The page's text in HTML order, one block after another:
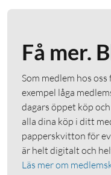
Få mer.
Som medlem hos
exempel låga
dagars öppet köp
alla dina köp i ditt
papperskvitton för
är helt digitalt och
Läs mer om